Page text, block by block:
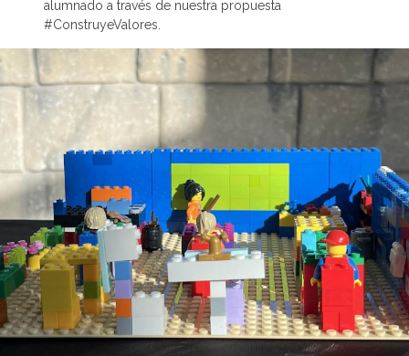
alumnado a través de nuestra propuesta
#ConstruyeValores.